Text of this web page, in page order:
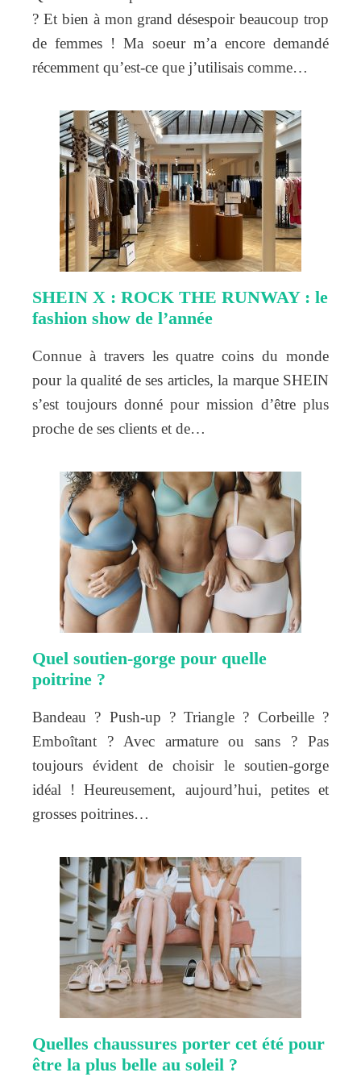
? Et bien à mon grand désespoir beaucoup trop
de femmes ! Ma soeur m’a encore demandé
récemment qu’est-ce que j’utilisais comme…
SHEIN X : ROCK THE RUNWAY : le
fashion show de l’année
Connue à travers les quatre coins du monde
pour la qualité de ses articles, la marque SHEIN
s’est toujours donné pour mission d’être plus
proche de ses clients et de…
Quel soutien-gorge pour quelle
poitrine ?
Bandeau ? Push-up ? Triangle ? Corbeille ?
Emboîtant ? Avec armature ou sans ? Pas
toujours évident de choisir le soutien-gorge
idéal ! Heureusement, aujourd’hui, petites et
grosses poitrines…
Quelles chaussures porter cet été pour
être la plus belle au soleil ?